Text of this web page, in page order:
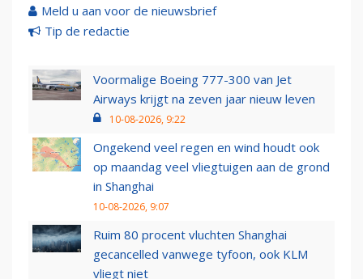
Meld u aan voor de nieuwsbrief
Tip de redactie
Voormalige Boeing 777-300 van Jet
Airways krijgt na zeven jaar nieuw leven
10-08-2026, 9:22
Ongekend veel regen en wind houdt ook
op maandag veel vliegtuigen aan de grond
in Shanghai
10-08-2026, 9:07
Ruim 80 procent vluchten Shanghai
gecancelled vanwege tyfoon, ook KLM
vliegt niet